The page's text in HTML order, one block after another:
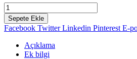
fiyat:
₺180,00.
Uzaylı
Cinler
ve
Ötesi
Sepete Ekle
Facebook Twitter Linkedin Pinterest E-
Açıklama
Ek bilgi